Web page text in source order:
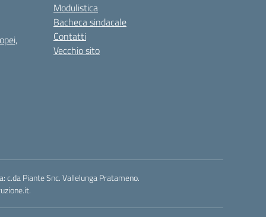
Modulistica
Bacheca sindacale
Contatti
Vecchio sito
Piante Snc. Vallelunga Pratameno.